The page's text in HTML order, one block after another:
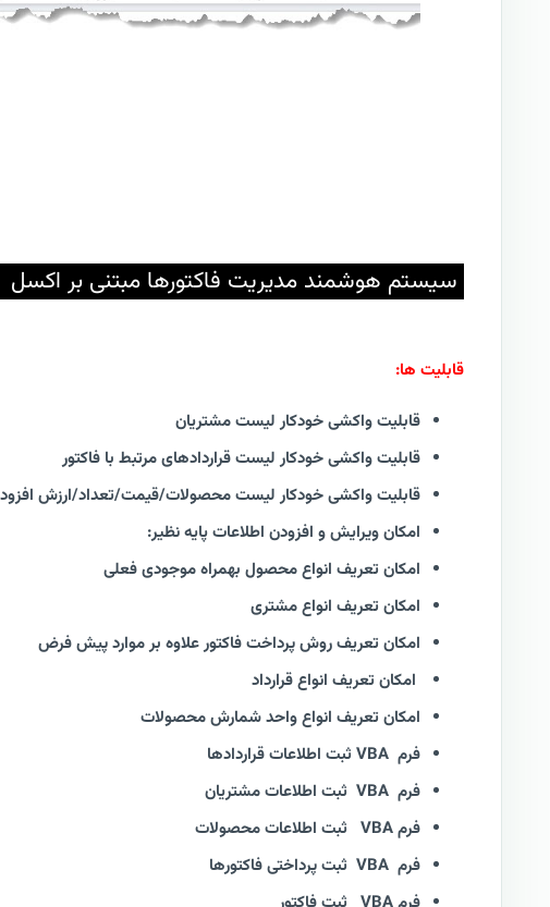
سیستم هوشمند مدیریت فاکتورها مبتنی بر
قابلیت ها:
قابلیت واکشی خودکار لیست مشتریان
قابلیت واکشی خودکار لیست قراردادهای مرتبط با فاکتور
قابلیت واکشی خودکار لیست محصولات/قیمت/تعداد/ارزش
امکان ویرایش و افزودن اطلاعات پایه نظیر:
امکان تعریف انواع محصول بهمراه موجودی فعلی
امکان تعریف انواع مشتری
امکان تعریف روش پرداخت فاکتور علاوه بر موارد پیش فرض
امکان تعریف انواع قرارداد
امکان تعریف انواع واحد شمارش محصولات
فرم VBA ثبت اطلاعات قراردادها
فرم VBA ثبت اطلاعات مشتریان
فرم VBA ثبت اطلاعات محصولات
فرم VBA ثبت پرداختی فاکتورها